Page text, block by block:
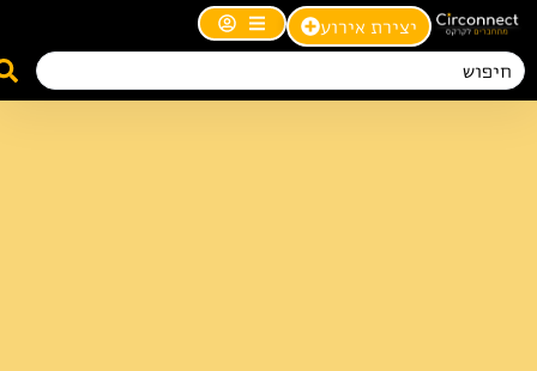
יצירת אירוע